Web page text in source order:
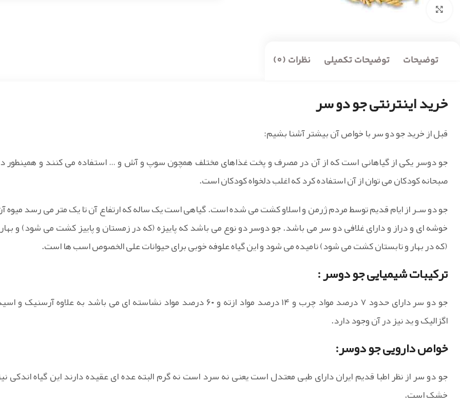
بزرگنمایی تصویر
توضیحات توضیحات تکمیلی نظرات (0)
خرید اینترنتی جو دو سر
قبل از خرید جو دو سر با خواص آن بیشتر آشنا بشیم:
جو دوسر یکی از گیاهانی است که از آن در مصرف و پخت غذاهای مختلف همچون سوپ و آش و … استفاده می کنند و همینطور
صبحانه کودکان می توان از آن استفاده کرد که اغلب دلخواه کودکان است.
جو دو سـر از ایام قدیم توسط مردم ژرمن و اسلاو کشت می شده است. گیاهی است یک ساله که ارتفاع آن تا یک متر می رسد میوه
خوشه ای و دراز و دارای غلافی دو سر می باشد. جو دوسر دو نوع می باشد که پاییزه (که در زمستان و پاییز کشت می شود) و
(که در بهار و تابستان کشت می شود) نامیده می شود و این گیاه علوفه خوبی برای حیوانات علی الخصوص اسب ها است.
ترکیبات شیمیایی جو دوسر :
جو دو سر دارای حدود ۷ درصد مواد چرب و ۱۴ درصد مواد ازته و ۶۰ درصد مواد نشاسته ای می باشد به علاوه آرسنیک و
اگزالیک و ید نیز در آن وجود دارد.
خواص دارویی جو دوسر:
جو دو سر از نظر اطبا قدیم ایران دارای طبی معتدل است یعنی نه سرد است نه گرم البته عده ای عقیده دارند این گیاه اندکی
خشک است.